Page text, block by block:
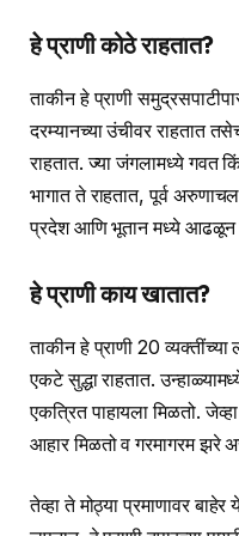
हे प्राणी कोठे राहतात?
ताकीन हे प्राणी
दरम्यानच्या उंचीवर राहतात
राहतात. ज्या जंगलामध्ये गवत
भागात ते राहतात, पूर्व
प्रदेश आणि भूतान मध्ये आढळून
हे प्राणी काय खातात?
ताकीन हे प्राणी 20
एकटे सुद्धा राहतात.
एकत्रित पाहायला मिळतो.
आहार मिळतो व गरमागरम झरे
तेव्हा ते मोठ्या प्रमाणावर बाहेर